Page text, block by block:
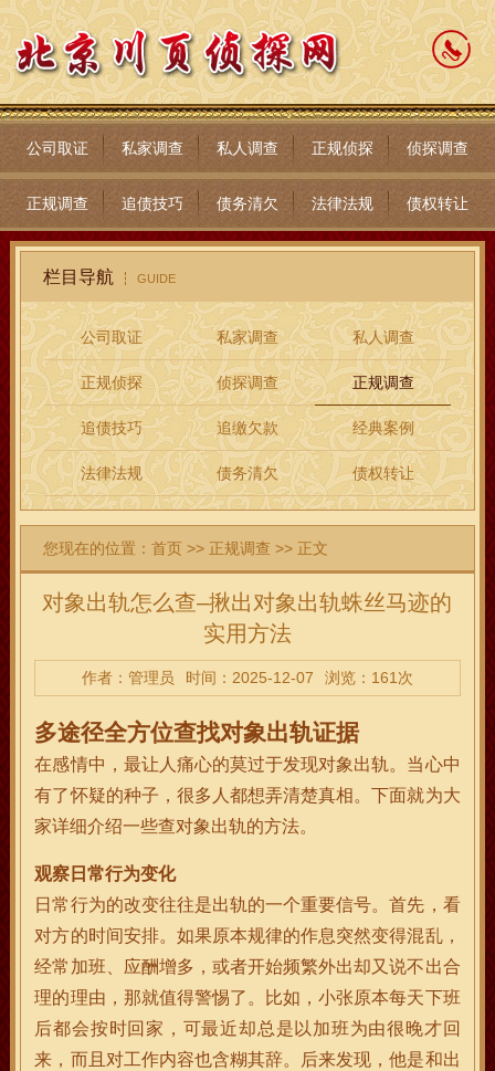
公司取证 私家调查 私人调查 正规侦探 侦探调查
正规调查 追债技巧 债务清欠 法律法规 债权转让
栏目导航 GUIDE
公司取证 私家调查 私人调查
正规侦探 侦探调查 正规调查
追债技巧 追缴欠款 经典案例
法律法规 债务清欠 债权转让
您现在的位置：首页 >> 正规调查 >> 正文
对象出轨怎么查–揪出对象出轨蛛丝马迹的
实用方法
作者：管理员 时间：2025-12-07 浏览：161次
多途径全方位查找对象出轨证据
在感情中，最让人痛心的莫过于发现对象出轨。当心中
有了怀疑的种子，很多人都想弄清楚真相。下面就为大
家详细介绍一些查对象出轨的方法。
观察日常行为变化
日常行为的改变往往是出轨的一个重要信号。首先，看
对方的时间安排。如果原本规律的作息突然变得混乱，
经常加班、应酬增多，或者开始频繁外出却又说不出合
理的理由，那就值得警惕了。比如，小张原本每天下班
后都会按时回家，可最近却总是以加班为由很晚才回
来，而且对工作内容也含糊其辞。后来发现，他是和出